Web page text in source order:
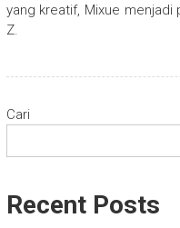
yang kreatif, Mixue menjadi
Z.
Cari
Recent Posts